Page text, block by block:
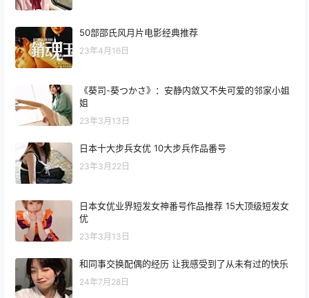
50部邵氏风月片电影经典推荐
23年4月16日
《葵司-葵つかさ》：安静内敛又不失可爱的邻家小姐
姐
23年3月13日
日本十大步兵女优 10大步兵作品番号
23年3月22日
日本女优业界短发女神番号作品推荐 15大顶级短发女
优
23年3月13日
和同事交换配偶的经历 让我感受到了从未有过的快乐
24年7月28日